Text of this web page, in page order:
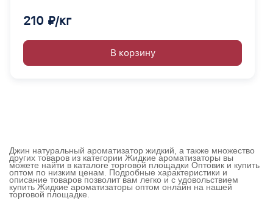
210 ₽/кг
В корзину
Джин натуральный ароматизатор жидкий, а также множество
других товаров из категории Жидкие ароматизаторы вы
можете найти в каталоге торговой площадки Оптовик и купить
оптом по низким ценам. Подробные характеристики и
описание товаров позволит вам легко и с удовольствием
купить Жидкие ароматизаторы оптом онлайн на нашей
торговой площадке.